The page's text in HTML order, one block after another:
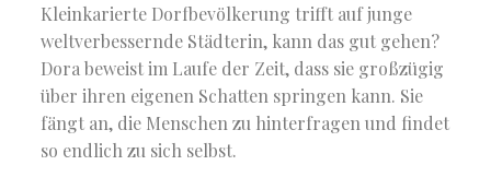
Kleinkarierte Dorfbevölkerung trifft auf junge
weltverbessernde Städterin, kann das gut gehen?
Dora beweist im Laufe der Zeit, dass sie großzügig
über ihren eigenen Schatten springen kann. Sie
fängt an, die Menschen zu hinterfragen und findet
so endlich zu sich selbst.